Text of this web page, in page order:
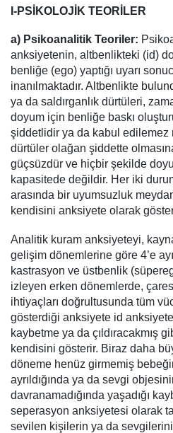
I-PSİKOLOJİK TEORİLER
a) Psikoanalitik Teoriler:
anksiyetenin, altbenlikteki (id)
benliğe (ego) yaptığı uyarı
inanılmaktadır. Altbenlikte
ya da saldırganlık dürtüleri,
doyum için benliğe baskı
şiddetlidir ya da kabul edilemez
dürtüler olağan şiddette
güçsüzdür ve hiçbir şekilde
kapasitede değildir. Her iki
arasında bir uyumsuzluk
kendisini anksiyete olarak
Analitik kuram anksiyeteyi,
gelişim dönemlerine göre 4’e
kastrasyon ve üstbenlik
izleyen erken dönemlerde,
ihtiyaçları doğrultusunda tüm
gösterdiği anksiyete id
kaybetme ya da çıldıracakmış
kendisini gösterir. Biraz daha
döneme henüz girmemiş
ayrıldığında ya da sevgi
davranamadığında yaşadığı
seperasyon anksiyetesi olarak
sevilen kişilerin ya da